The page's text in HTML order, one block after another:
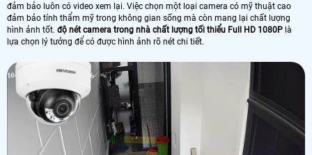
đảm bảo luôn có video xem lại. Việc chọn một loại camera có mỹ thuật cao
đảm bảo tính thẩm mỹ trong không gian sống mà còn mang lại chất lượng
hình ảnh tốt. độ nét camera trong nhà chất lượng tối thiểu Full HD 1080P là
lựa chọn lý tưởng để có được hình ảnh rõ nét chi tiết.